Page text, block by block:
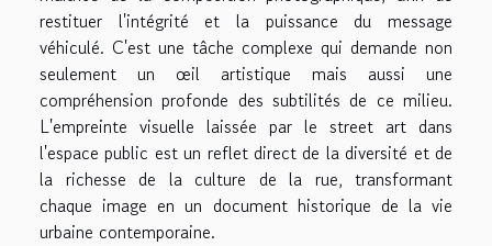
restituer l'intégrité et la puissance du message
véhiculé. C'est une tâche complexe qui demande non
seulement un œil artistique mais aussi une
compréhension profonde des subtilités de ce milieu.
L'empreinte visuelle laissée par le street art dans
l'espace public est un reflet direct de la diversité et de
la richesse de la culture de la rue, transformant
chaque image en un document historique de la vie
urbaine contemporaine.